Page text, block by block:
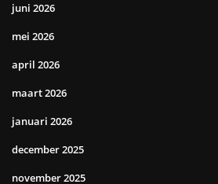
juni 2026
mei 2026
april 2026
maart 2026
januari 2026
december 2025
november 2025